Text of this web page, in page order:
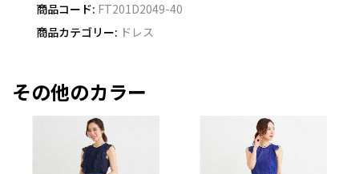
商品コード: FT201D2049-40
商品カテゴリー: ドレス
その他のカラー